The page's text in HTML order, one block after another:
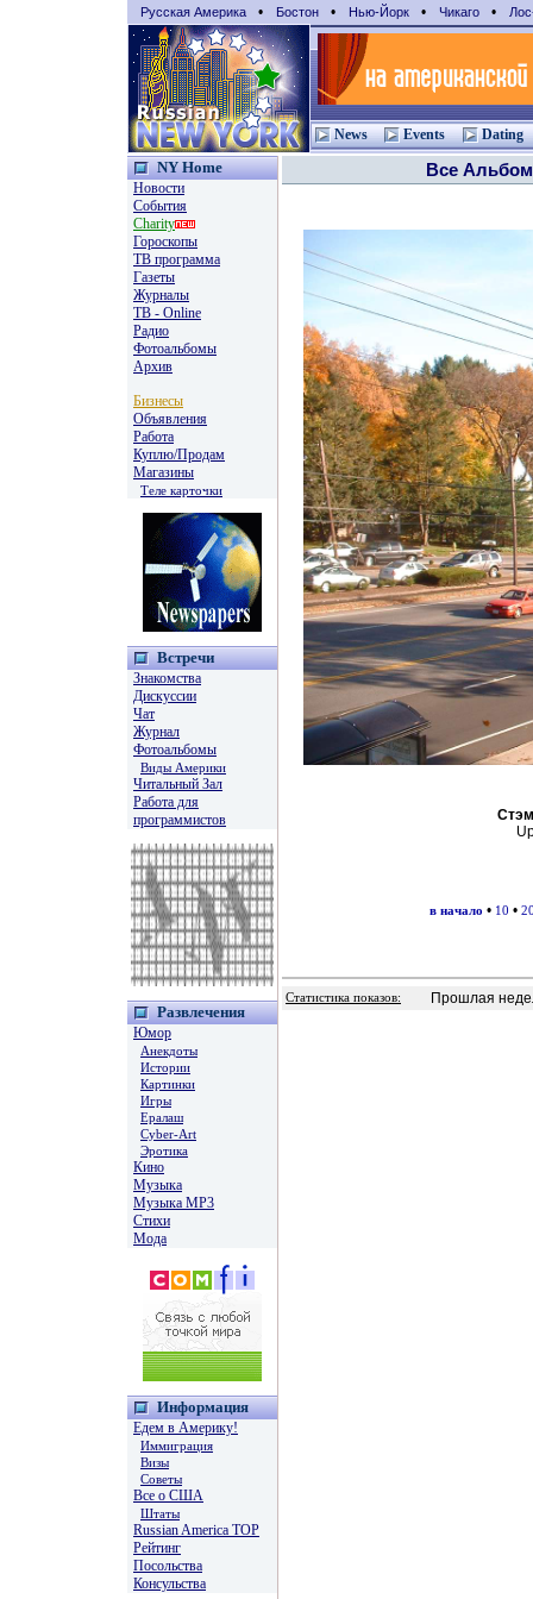
Русская Америка • Бостон • Нью-Йорк • Чикаго •
News Events Dating
NY Home
Новости
События
Charity
Гороскопы
TВ программа
Газеты
Журналы
ТВ - Online
Радио
Фотоальбомы
Архив
Бизнесы
Объявления
Работа
Куплю/Продам
Магазины
Теле карточки
Встречи
Знакомства
Дискуссии
Чат
Журнал
Фотоальбомы
Виды Америки
Читальный Зал
Работа для
программистов
Развлечения
Юмор
Анекдоты
Истории
Картинки
Игры
Ералаш
Cyber-Art
Эротика
Кино
Музыка
Музыка MP3
Стихи
Мода
Информация
Едем в Америку!
Иммиграция
Визы
Советы
Все о США
Штаты
Russian America TOP
Рейтинг
Посольства
Консульства
Все
в начало • 10 •
Статистика показов: Прошлая